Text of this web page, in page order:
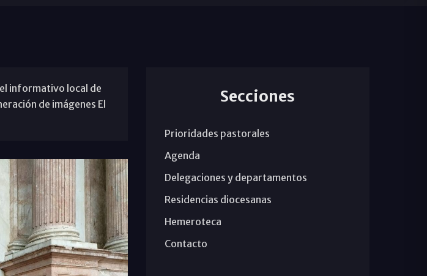
informativo local de
de imágenes El
Secciones
Prioridades pastorales
Agenda
Delegaciones y departamentos
Residencias diocesanas
Hemeroteca
Contacto